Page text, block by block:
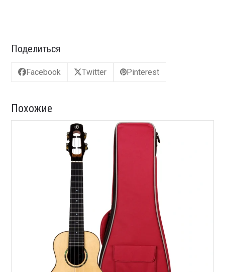
Поделиться
Facebook Twitter Pinterest
Похожие